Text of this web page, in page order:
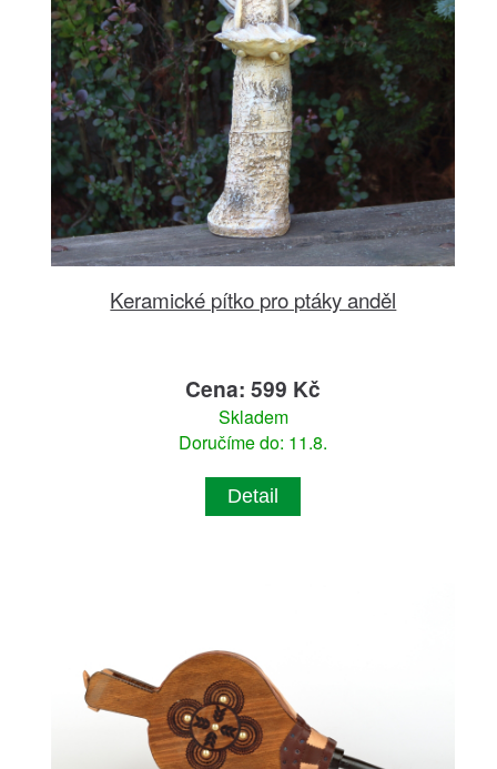
Keramické pítko pro ptáky anděl
Cena: 599 Kč
Skladem
Doručíme do: 11.8.
Detail